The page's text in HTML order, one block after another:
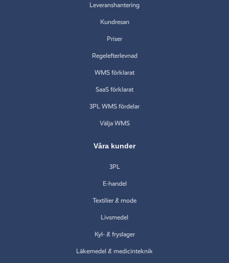
Leveranshantering
Kundresan
Priser
Regelefterlevnad
WMS förklarat
SaaS förklarat
3PL WMS fördelar
Välja WMS
Våra kunder
3PL
E-handel
Textilier & mode
Livsmedel
Kyl- & fryslager
Läkemedel & medicinteknik